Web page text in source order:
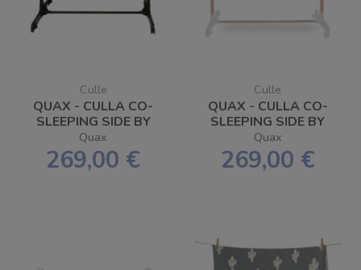
Culle
QUAX - CULLA CO-
SLEEPING SIDE BY
SIDE
Quax
269,00 €
Culle
QUAX - CULLA CO-
SLEEPING SIDE BY
SIDE NATURAL -
SPEDIZIONE
GRATUITA
Quax
269,00 €